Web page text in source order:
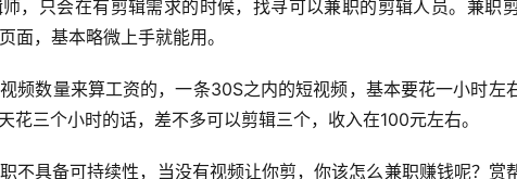
，只会在有剪辑需求的时候，找寻可以兼职的剪辑人员。兼职
面，基本略微上手就能用。
频数量来算工资的，一条30S之内的短视频，基本要花一小时左
三个小时的话，差不多可以剪辑三个，收入在100元左右。
不具备可持续性，当没有视频让你剪，你该怎么兼职赚钱呢？赏